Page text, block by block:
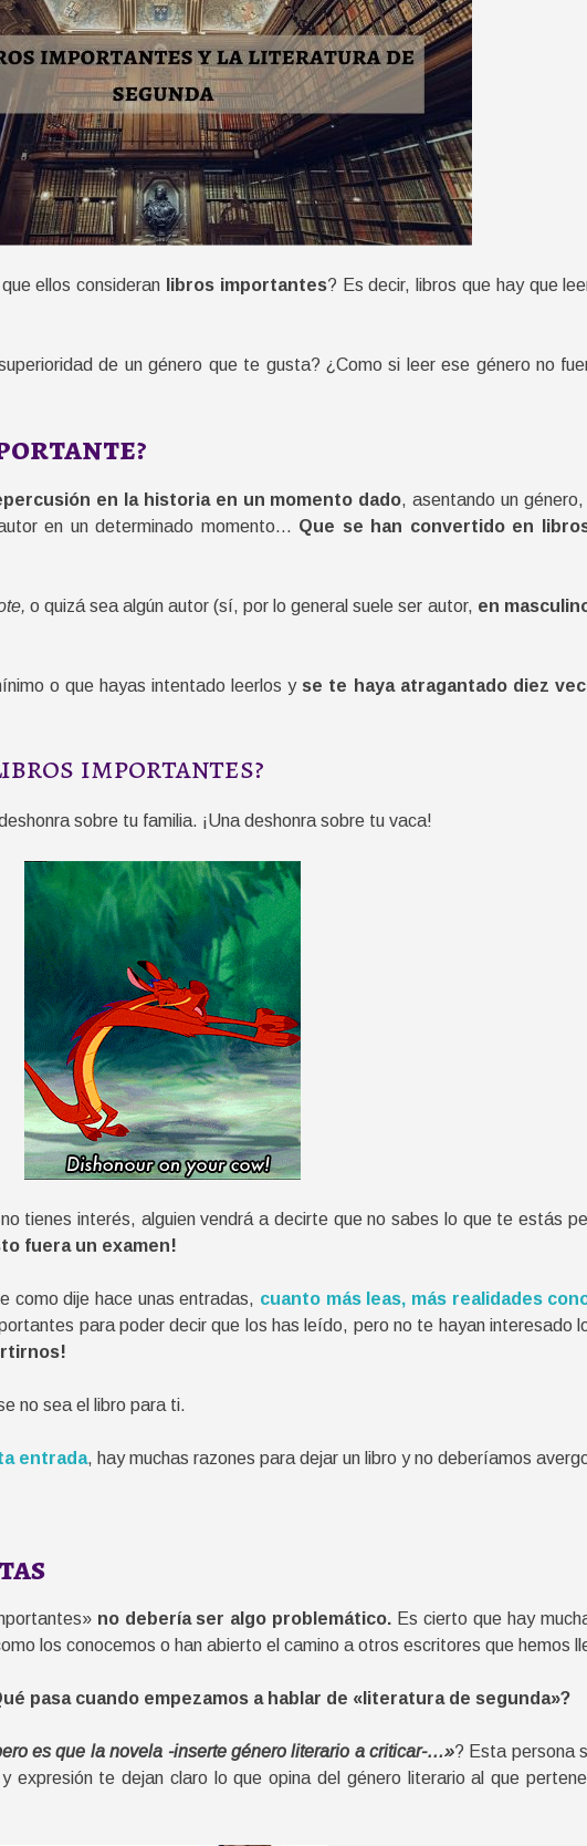
ellos consideran libros importantes? Es decir, libros que hay que
de un género que te gusta? ¿Como si leer ese género no
en la historia en un momento dado, asentando un
en un determinado momento… Que se han convertido en
o quizá sea algún autor (sí, por lo general suele ser autor, en
o que hayas intentado leerlos yse te haya atragantado diez
importantes?
sobre tu familia. ¡Una deshonra sobre tu vaca!
tienes interés, alguien vendrá a decirte que no sabes lo que te estás
fuera un examen!
como dije hace unas entradas, cuanto más leas, más realidades
para poder decir que los has leído, pero no te hayan interesado
no sea el libro para ti.
entrada, hay muchas razones para dejar un libro y no deberíamos
no debería ser algo problemático. Es cierto que hay
los conocemos o han abierto el camino a otros escritores que hemos
pasa cuando empezamos a hablar de «literatura de segunda»?
es que la novela -inserte género literario a criticar-…»? Esta persona
te dejan claro lo que opina del género literario al que